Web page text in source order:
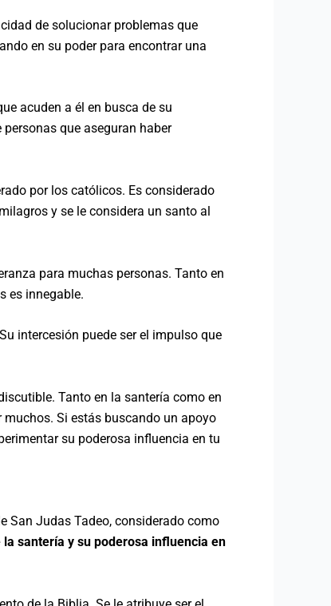
de solucionar problemas que
en su poder para encontrar una
acuden a él en busca de su
que aseguran haber
por los católicos. Es considerado
y se le considera un santo al
para muchas personas. Tanto en
es innegable.
intercesión puede ser el impulso que
Tanto en la santería como en
Si estás buscando un apoyo
su poderosa influencia en tu
San Judas Tadeo, considerado como
la santería y su poderosa influencia en